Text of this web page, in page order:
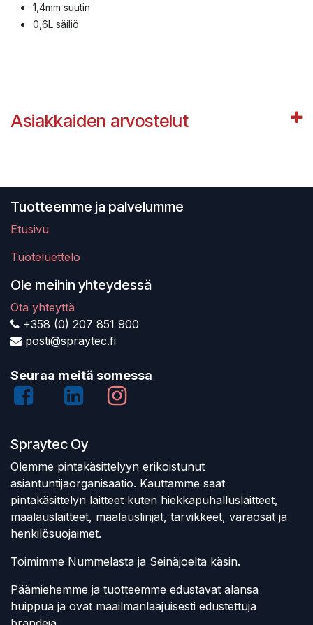
1,4mm suutin
0,6L säiliö
Asiakkaiden arvostelut
Tuotteemme ja palvelumme
Etusivu
Tuoteluettelo
Ole meihin yhteydessä
Ota yhteyttä
+358 (0) 207 851 900
posti@spraytec.fi
Seuraa meitä somessa
Spraytec Oy
Olemme pintakäsittelyyn erikoistunut
asiantuntijaorganisaatio. Kauttamme saat
pintakäsittelyn laitteet kuten hiekkapuhalluslaitteet,
maalauslaitteet, maalauslinjat, tarvikkeet, varaosat ja
henkilösuojaimet.
Toimimme Nummelasta ja Seinäjoelta käsin.
Päämiehemme ja tuotteemme edustavat alansa
huippua ja ovat maailmanlaajuisesti edustettuja